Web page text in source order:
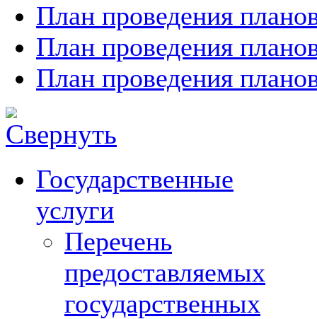
План проведения
План проведения
План проведения
Государственные
услуги
Перечень
предоставляемых
государственных